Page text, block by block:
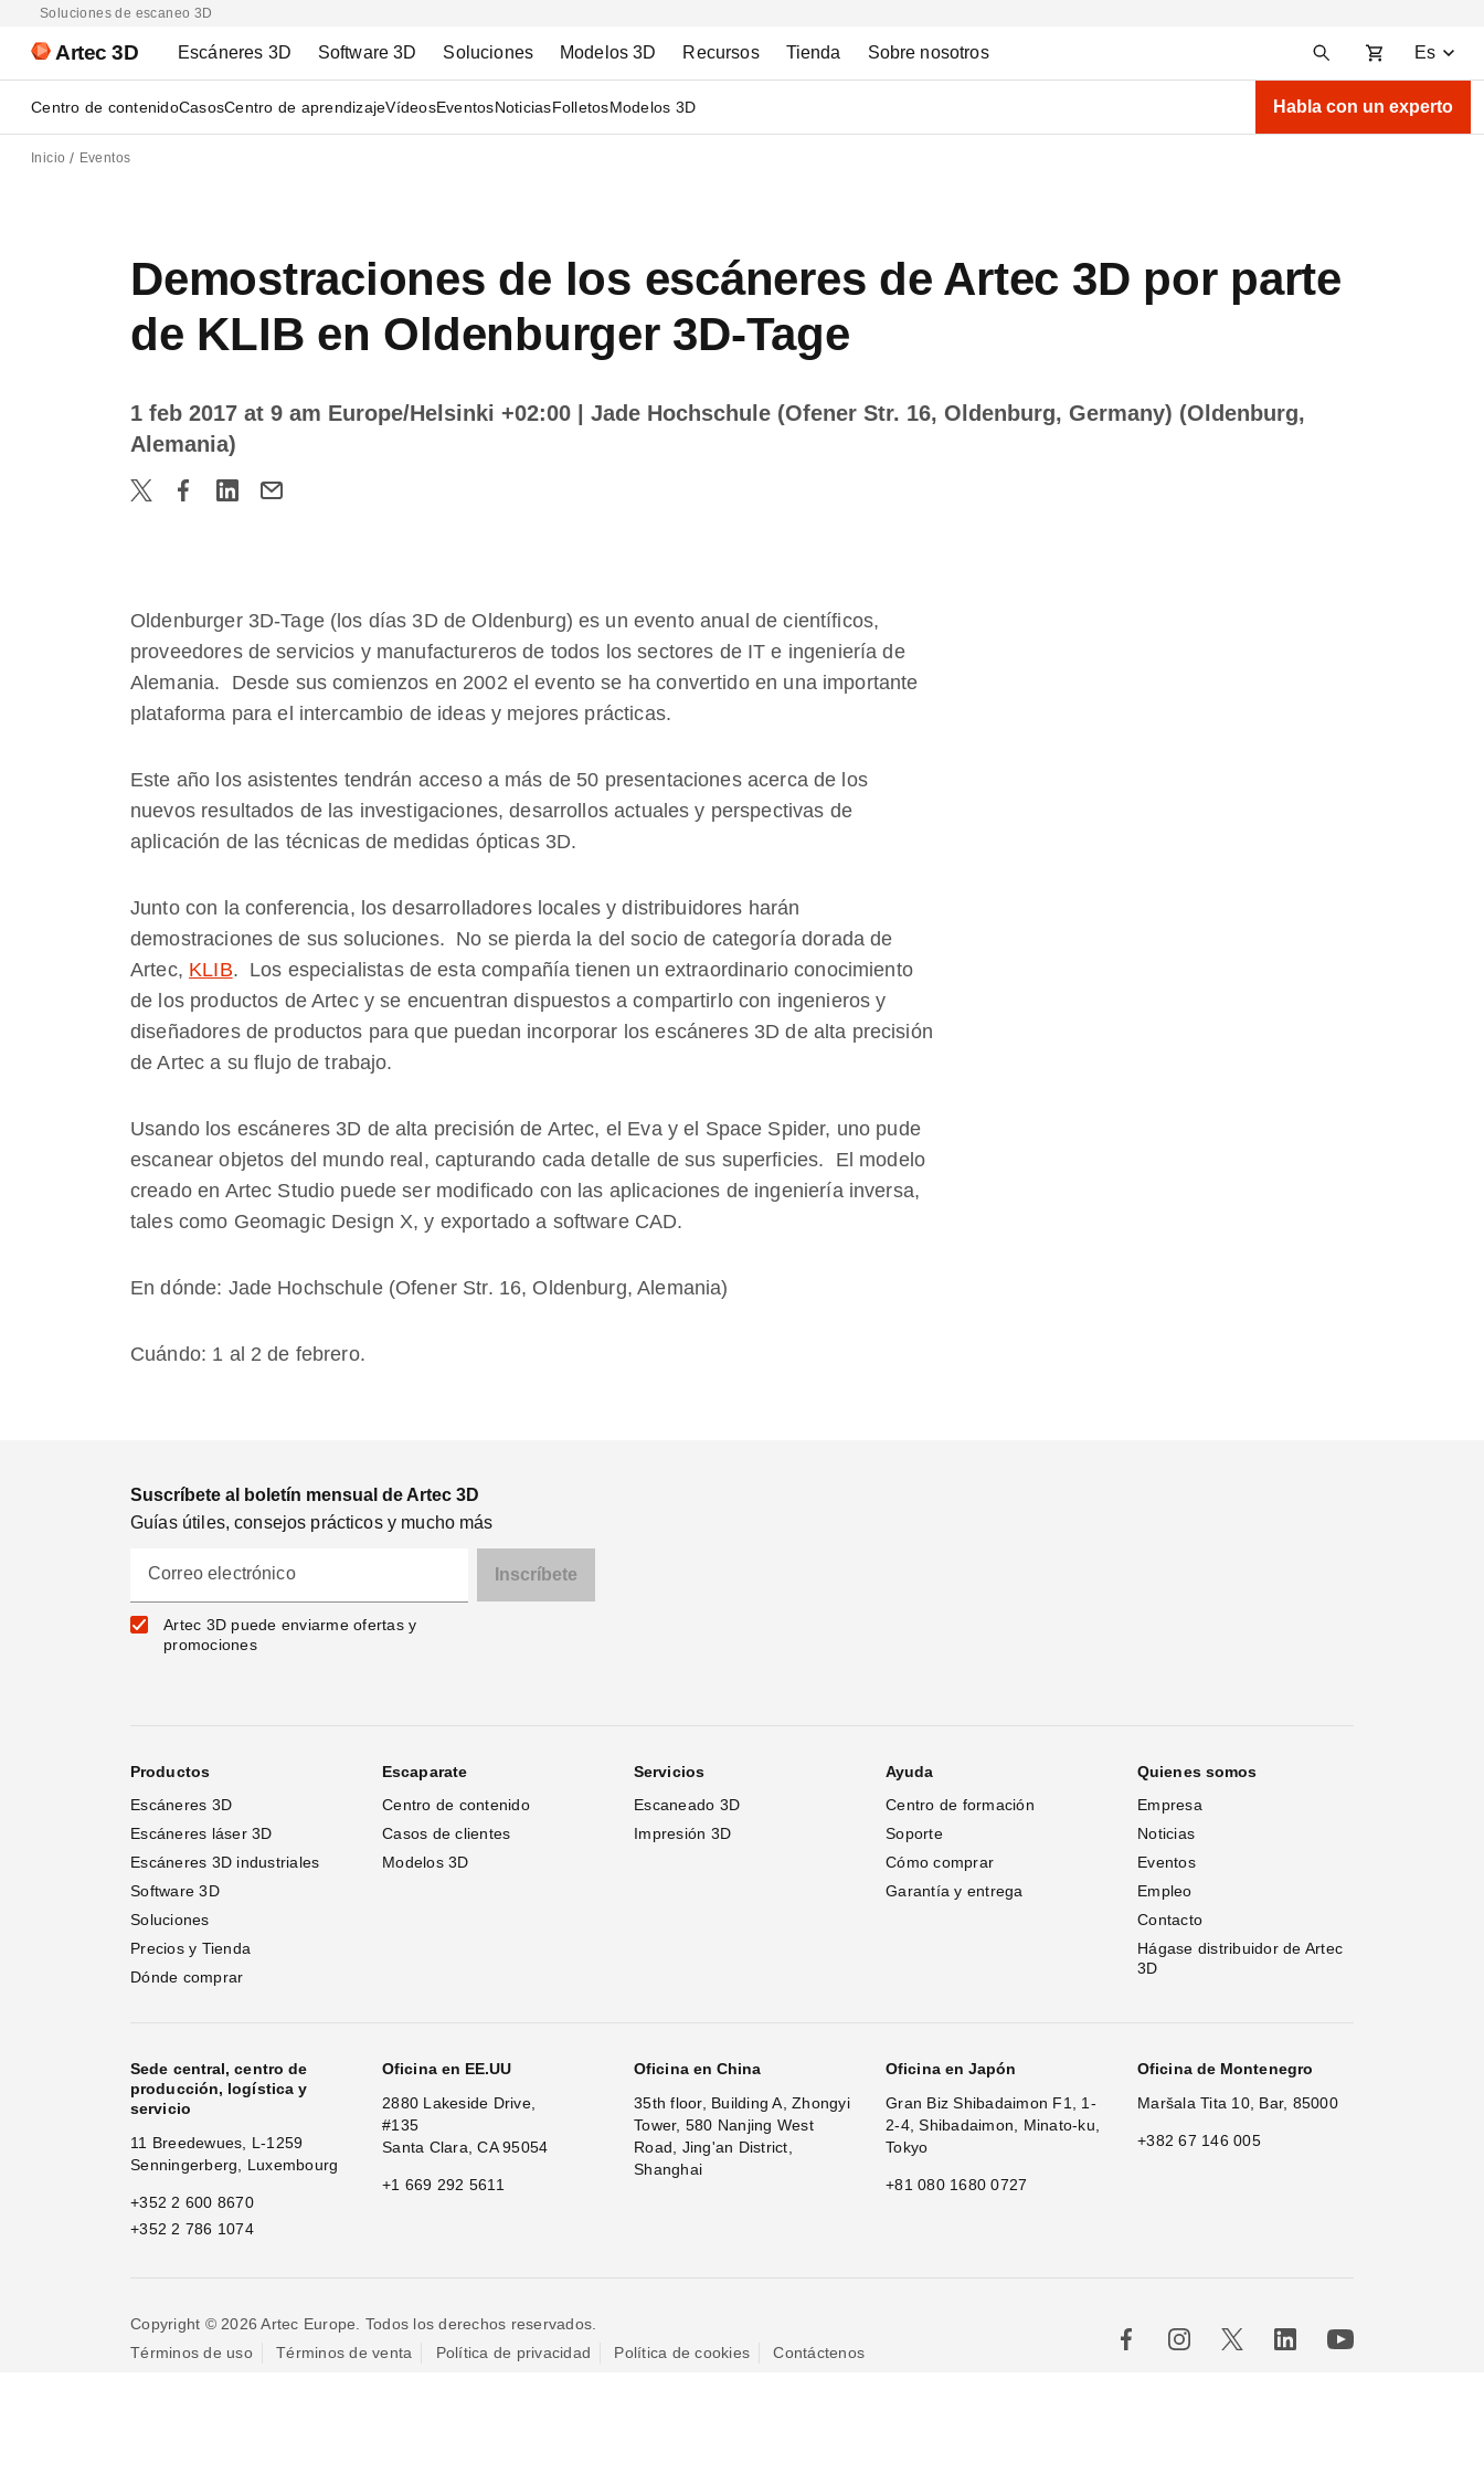
Soluciones de escaneo 3D
Artec 3D Escáneres 3D Software 3D Soluciones Modelos 3D Recursos Tienda Sobre nosotros Es
Centro de contenidoCasosCentro de aprendizajeVídeosEventosNoticiasFolletosModelos 3D Habla con un experto
Inicio Eventos
Demostraciones de los escáneres de Artec 3D por parte
de KLIB en Oldenburger 3D-Tage
1 feb 2017 at 9 am Europe/Helsinki +02:00
| Jade Hochschule (Ofener Str. 16, Oldenburg, Germany) (Oldenburg,
Alemania)
Oldenburger 3D-Tage (los días 3D de Oldenburg) es un evento anual de científicos,
proveedores de servicios y manufactureros de todos los sectores de IT e ingeniería de
Alemania. Desde sus comienzos en 2002 el evento se ha convertido en una importante
plataforma para el intercambio de ideas y mejores prácticas.
Este año los asistentes tendrán acceso a más de 50 presentaciones acerca de los
nuevos resultados de las investigaciones, desarrollos actuales y perspectivas de
aplicación de las técnicas de medidas ópticas 3D.
Junto con la conferencia, los desarrolladores locales y distribuidores harán
demostraciones de sus soluciones. No se pierda la del socio de categoría dorada de
Artec, KLIB. Los especialistas de esta compañía tienen un extraordinario conocimiento
de los productos de Artec y se encuentran dispuestos a compartirlo con ingenieros y
diseñadores de productos para que puedan incorporar los escáneres 3D de alta precisión
de Artec a su flujo de trabajo.
Usando los escáneres 3D de alta precisión de Artec, el Eva y el Space Spider, uno pude
escanear objetos del mundo real, capturando cada detalle de sus superficies. El modelo
creado en Artec Studio puede ser modificado con las aplicaciones de ingeniería inversa,
tales como Geomagic Design X, y exportado a software CAD.
En dónde: Jade Hochschule (Ofener Str. 16, Oldenburg, Alemania)
Cuándo: 1 al 2 de febrero.
Suscríbete al boletín mensual de Artec 3D
Guías útiles, consejos prácticos y mucho más
Correo electrónico
Artec 3D puede enviarme ofertas y
promociones
Productos
Escáneres 3D
Escáneres láser 3D
Escáneres 3D industriales
Software 3D
Soluciones
Precios y Tienda
Dónde comprar
Escaparate
Centro de contenido
Casos de clientes
Modelos 3D
Servicios
Escaneado 3D
Impresión 3D
Ayuda
Centro de formación
Soporte
Cómo comprar
Garantía y entrega
Quienes somos
Empresa
Noticias
Eventos
Empleo
Contacto
Hágase distribuidor de Artec
3D
Sede central, centro de
producción, logística y
servicio
11 Breedewues, L-1259
Senningerberg, Luxembourg
+352 2 600 8670
+352 2 786 1074
Oficina en EE.UU
2880 Lakeside Drive,
#135
Santa Clara, CA 95054
+1 669 292 5611
Oficina en China
35th floor, Building A, Zhongyi
Tower, 580 Nanjing West
Road, Jing'an District,
Shanghai
Oficina en Japón
Gran Biz Shibadaimon F1, 1-
2-4, Shibadaimon, Minato-ku,
Tokyo
+81 080 1680 0727
Oficina de Montenegro
Maršala Tita 10, Bar, 85000
+382 67 146 005
Copyright © 2026 Artec Europe. Todos los derechos reservados.
Términos de uso
Términos de venta Política de privacidad Política de cookies Contáctenos